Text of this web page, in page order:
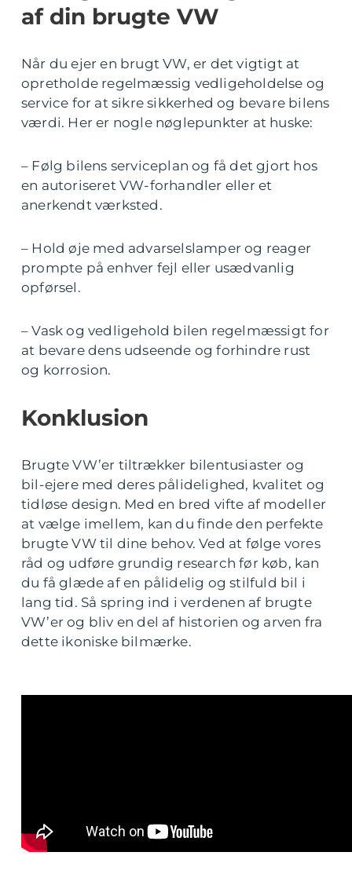
af din brugte VW
Når du ejer en brugt VW, er det vigtigt at
opretholde regelmæssig vedligeholdelse og
service for at sikre sikkerhed og bevare bilens
værdi. Her er nogle nøglepunkter at huske:
– Følg bilens serviceplan og få det gjort hos
en autoriseret VW-forhandler eller et
anerkendt værksted.
– Hold øje med advarselslamper og reager
prompte på enhver fejl eller usædvanlig
opførsel.
– Vask og vedligehold bilen regelmæssigt for
at bevare dens udseende og forhindre rust
og korrosion.
Konklusion
Brugte VW’er tiltrækker bilentusiaster og
bil-ejere med deres pålidelighed, kvalitet og
tidløse design. Med en bred vifte af modeller
at vælge imellem, kan du finde den perfekte
brugte VW til dine behov. Ved at følge vores
råd og udføre grundig research før køb, kan
du få glæde af en pålidelig og stilfuld bil i
lang tid. Så spring ind i verdenen af brugte
VW’er og bliv en del af historien og arven fra
dette ikoniske bilmærke.